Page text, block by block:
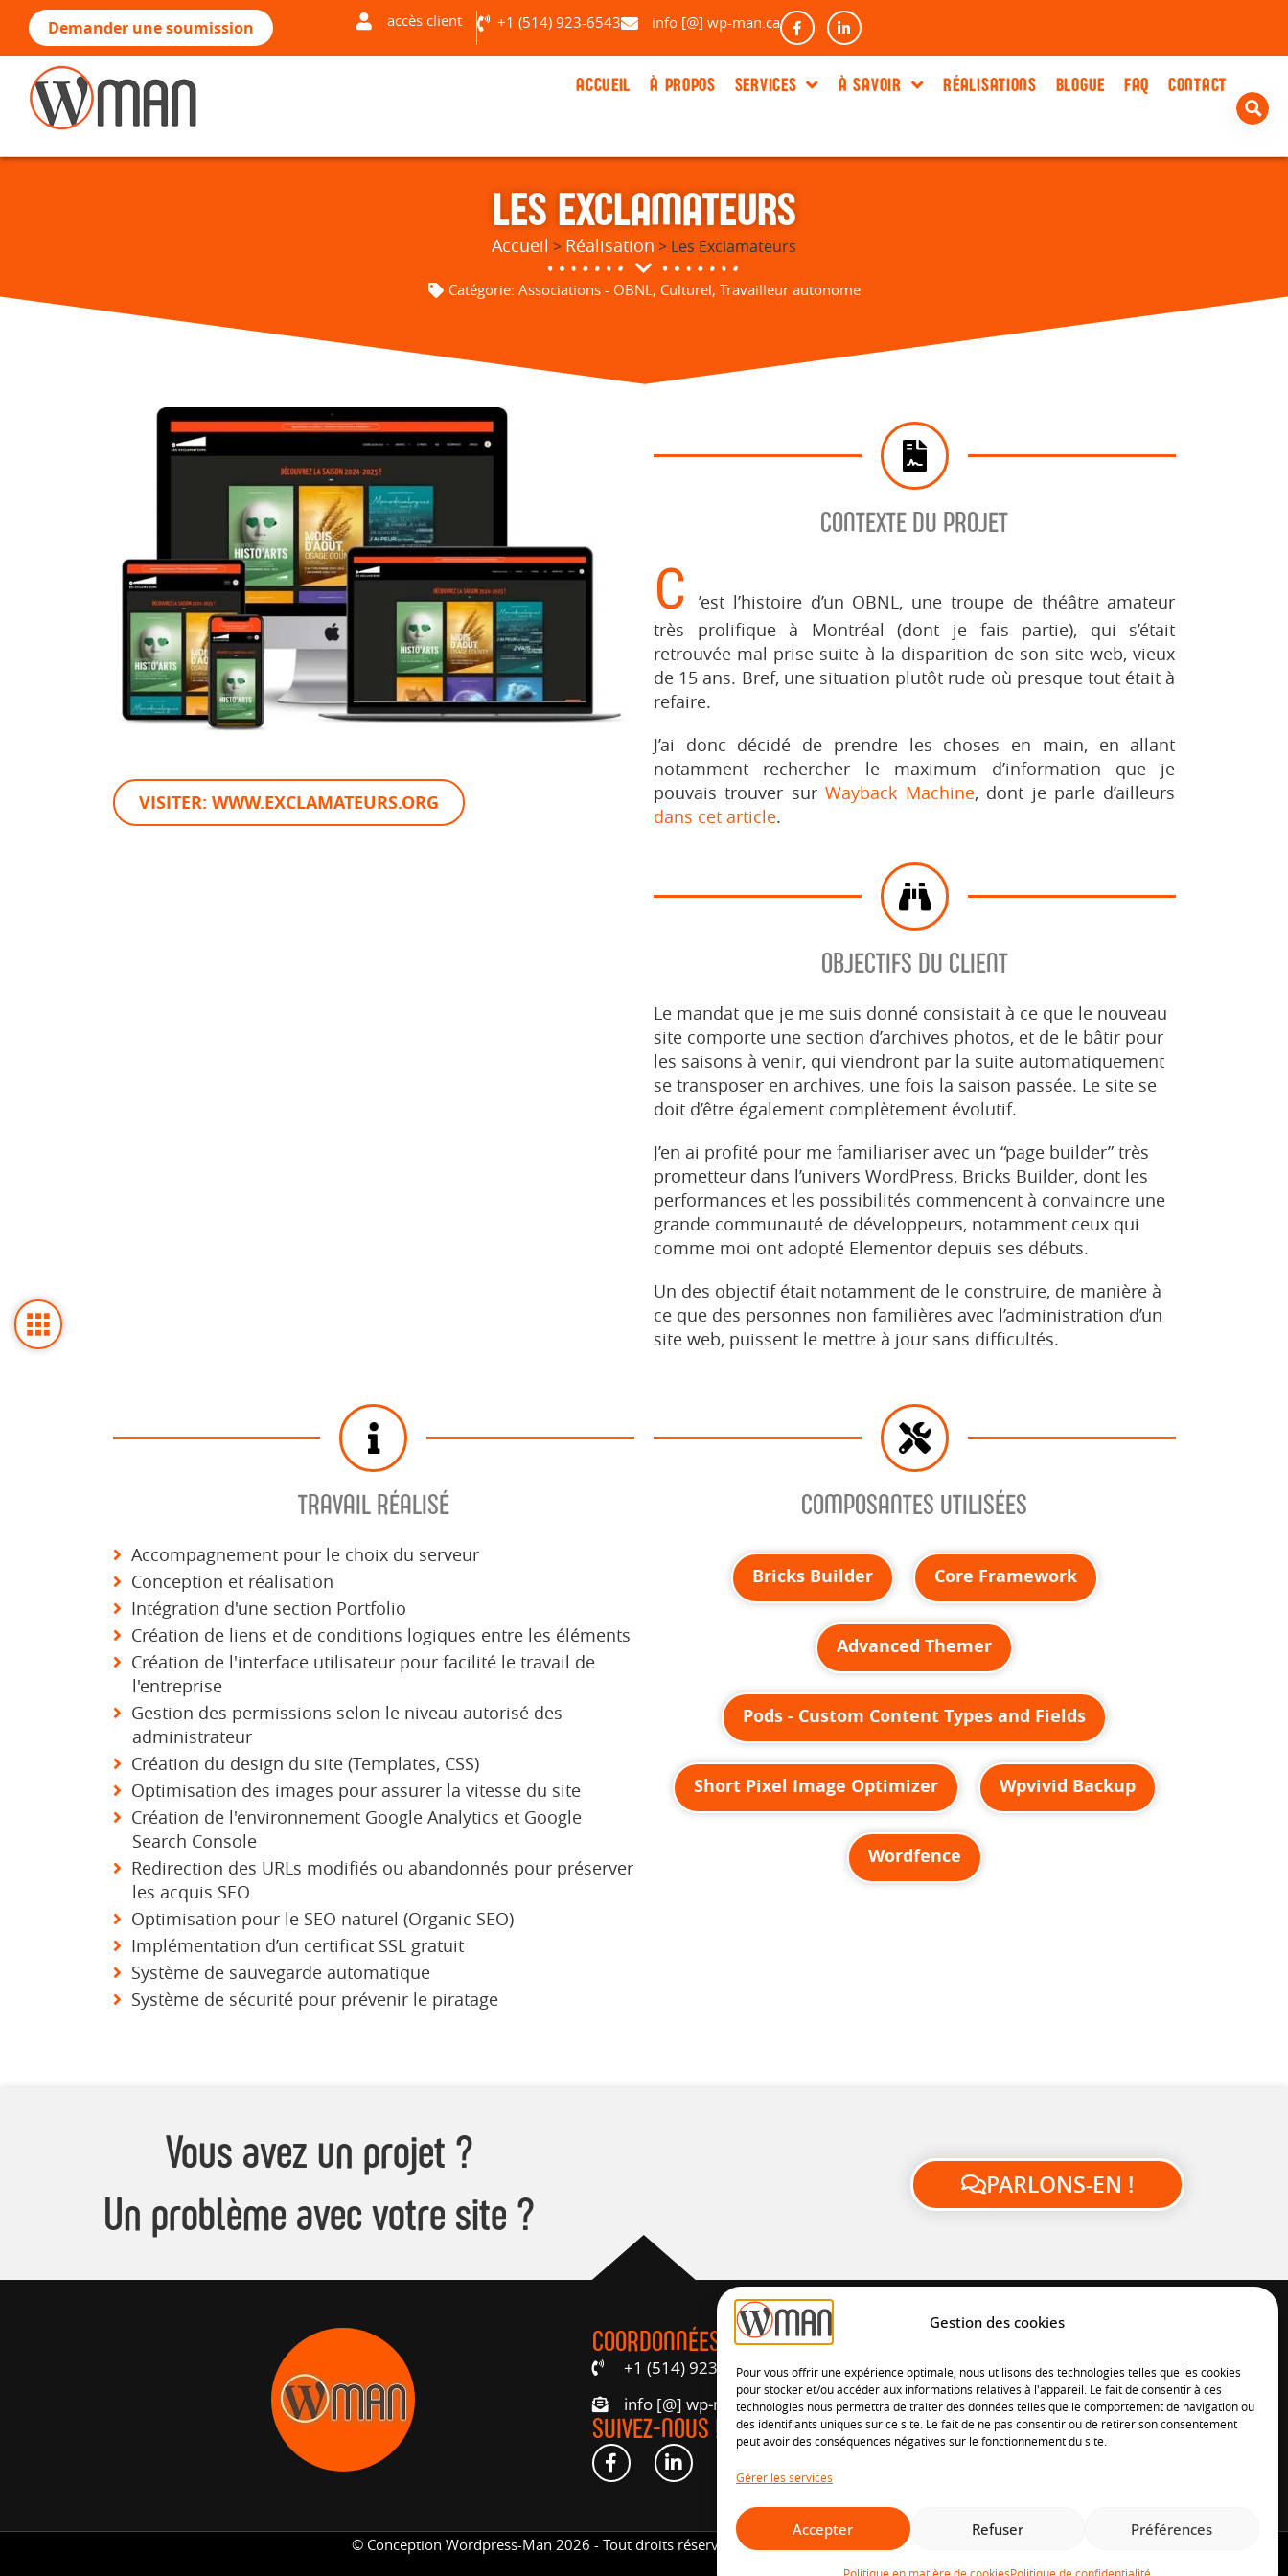
Gestion des cookies
Pour vous offrir une expérience optimale, nous utilisons des technologies telles que les cookies
pour stocker et/ou accéder aux informations relatives à l'appareil. Le fait de consentir à ces
technologies nous permettra de traiter des données telles que le comportement de navigation ou
des identifiants uniques sur ce site. Le fait de ne pas consentir ou de retirer son consentement
peut avoir des conséquences négatives sur le fonctionnement du site.
Gérer les services
Accepter Refuser Préférences
Demander une soumission accès client +1 (514) 923-6543 info [@] wp-man.ca
ACCUEIL À PROPOS SERVICES À SAVOIR RÉALISATIONS BLOGUE FAQ CONTACT
LES EXCLAMATEURS
Accueil > Réalisation > Les Exclamateurs
Catégorie: Associations - OBNL, Culturel, Travailleur autonome
VISITER: WWW.EXCLAMATEURS.ORG
CONTEXTE DU PROJET
C
’est l’histoire d’un OBNL, une troupe de théâtre amateur
très prolifique à Montréal (dont je fais partie), qui s’était
retrouvée mal prise suite à la disparition de son site web, vieux
de 15 ans. Bref, une situation plutôt rude où presque tout était à
refaire.
J’ai donc décidé de prendre les choses en main, en allant
notamment rechercher le maximum d’information que je
pouvais trouver surWayback Machine, dont je parle d’ailleurs
dans cet article.
OBJECTIFS DU CLIENT
Le mandat que je me suis donné consistait à ce que le nouveau
site comporte une section d’archives photos, et de le bâtir pour
les saisons à venir, qui viendront par la suite automatiquement
se transposer en archives, une fois la saison passée. Le site se
doit d’être également complètement évolutif.
J’en ai profité pour me familiariser avec un “page builder” très
prometteur dans l’univers WordPress, Bricks Builder, dont les
performances et les possibilités commencent à convaincre une
grande communauté de développeurs, notamment ceux qui
comme moi ont adopté Elementor depuis ses débuts.
Un des objectif était notamment de le construire, de manière à
ce que des personnes non familières avec l’administration d’un
site web, puissent le mettre à jour sans difficultés.
TRAVAIL RÉALISÉ
Accompagnement pour le choix du serveur
Conception et réalisation
Intégration d'une section Portfolio
Création de liens et de conditions logiques entre les éléments
Création de l'interface utilisateur pour facilité le travail de
l'entreprise
Gestion des permissions selon le niveau autorisé des
administrateur
Création du design du site (Templates, CSS)
Optimisation des images pour assurer la vitesse du site
Création de l'environnement Google Analytics et Google
Search Console
Redirection des URLs modifiés ou abandonnés pour préserver
les acquis SEO
Optimisation pour le SEO naturel (Organic SEO)
Implémentation d’un certificat SSL gratuit
Système de sauvegarde automatique
Système de sécurité pour prévenir le piratage
COMPOSANTES UTILISÉES
Bricks Builder Core Framework
Advanced Themer
Pods - Custom Content Types and Fields
Short Pixel Image Optimizer Wpvivid Backup
Wordfence
Vous avez un projet ?
Un problème avec votre site ?
PARLONS-EN !
COORDONNÉES
+1 (514) 923-6543
info [@] wp-man.ca
SUIVEZ-NOUS !
© Conception Wordpress-Man 2026 - Tout droits réservés |Politique de confidentialité